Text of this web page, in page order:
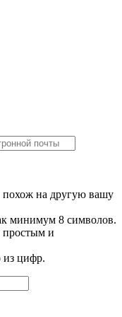
на другую вашу
минимум 8 символов.
простым и
из цифр.